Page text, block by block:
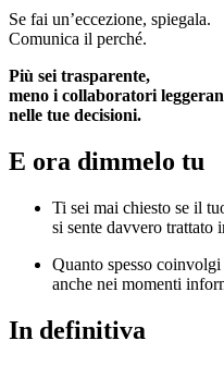
Se fai un’eccezione, spiegala.
Comunica il perché.
Più sei trasparente,
meno i collaboratori
nelle tue decisioni.
E ora dimmelo tu
Ti sei mai chiesto se il
si sente davvero trattato
Quanto spesso
anche nei momenti
In definitiva